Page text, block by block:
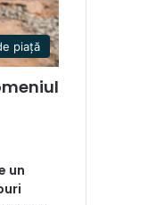
piață
un